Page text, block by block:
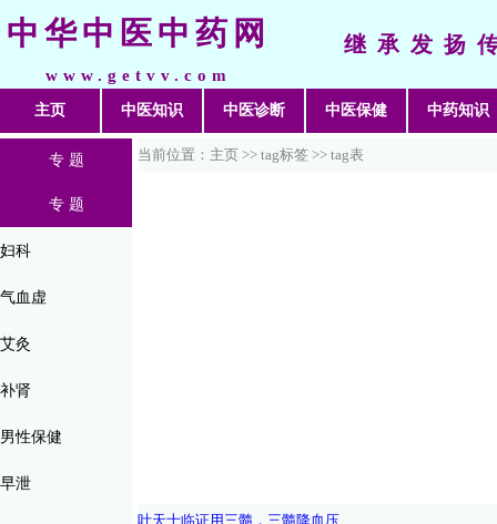
中华中医中药网
www.getvv.com
继承发扬
主页 中医知识 中医诊断 中医保健 中药知识
专 题
专 题
妇科
气血虚
艾灸
补肾
男性保健
早泄
当前位置：主页 >> tag标签 >> tag表
叶天士临证用三髓，三髓降血压